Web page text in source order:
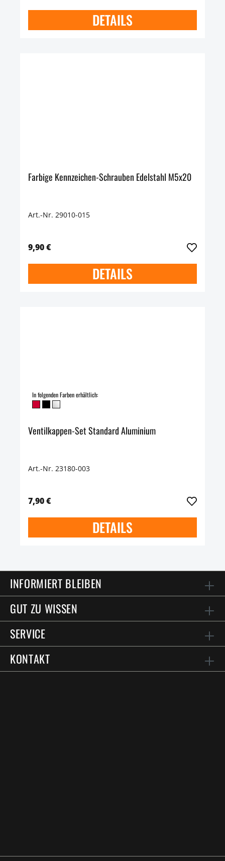
DETAILS
Farbige Kennzeichen-Schrauben Edelstahl M5x20
Art.-Nr. 29010-015
9,90 €
DETAILS
In folgenden Farben erhältlich:
Ventilkappen-Set Standard Aluminium
Art.-Nr. 23180-003
7,90 €
DETAILS
INFORMIERT BLEIBEN
GUT ZU WISSEN
SERVICE
KONTAKT